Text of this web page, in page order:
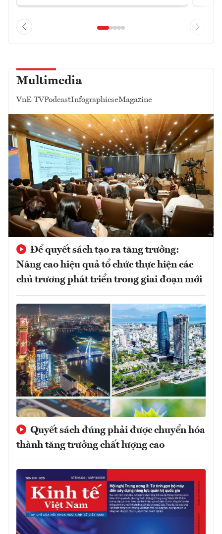
Multimedia
VnE TVPodcastInfographicseMagazine
Để quyết sách tạo ra tăng trưởng:
Nâng cao hiệu quả tổ chức thực hiện các
chủ trương phát triển trong giai đoạn mới
Quyết sách đúng phải được chuyển hóa
thành tăng trưởng chất lượng cao